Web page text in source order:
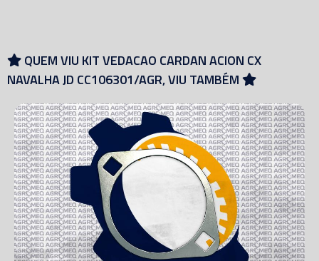
QUEM VIU KIT VEDACAO CARDAN ACION CX
NAVALHA JD CC106301/AGR, VIU TAMBÉM